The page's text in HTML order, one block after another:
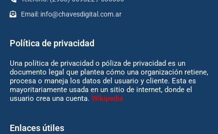
Email: info@chavesdigital.com.ar
Política de privacidad
Una política de privacidad o póliza de privacidad es un
documento legal que plantea cómo una organización retiene,
procesa o maneja los datos del usuario y cliente. Esta es
mayoritariamente usada en un sitio de internet, donde el
usuario crea una cuenta. Wikipedia
Enlaces útiles